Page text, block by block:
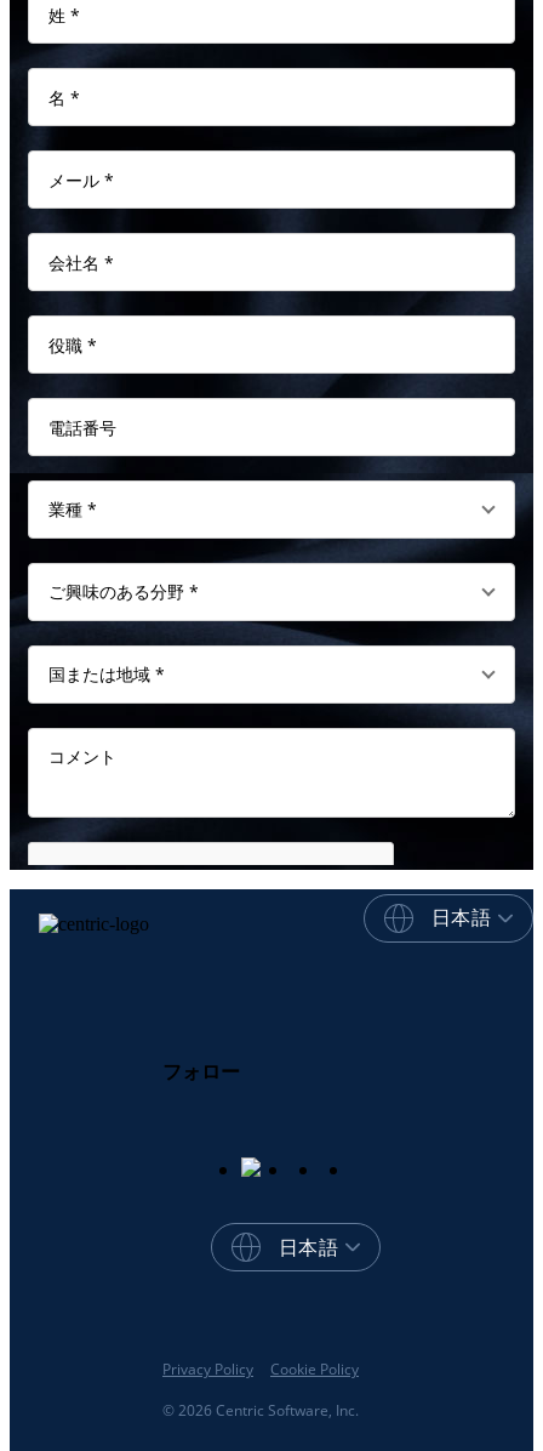
日本語
フォロー
日本語
© 2026 Centric Software, Inc.
Privacy Policy Cookie Policy